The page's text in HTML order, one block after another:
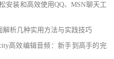
安装和高效使用QQ、MSN聊天工
析几种实用方法与实践技巧
高效编辑音频：新手到高手的完